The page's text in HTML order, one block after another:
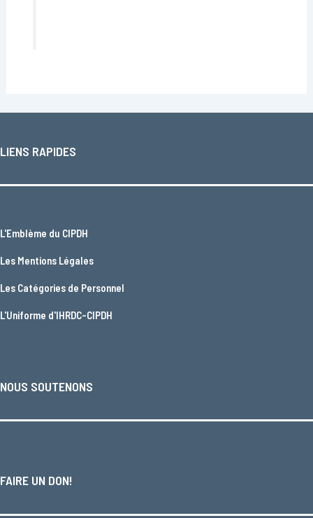
LIENS RAPIDES
L'Emblème du CIPDH
Les Mentions Légales
Les Catégories de Personnel
L'Uniforme d'IHRDC-CIPDH
NOUS SOUTENONS
FAIRE UN DON!